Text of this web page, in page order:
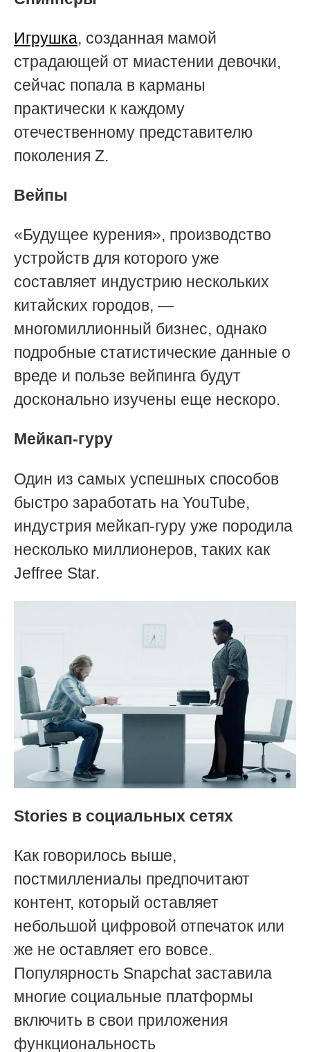
Игрушка, созданная мамой
страдающей от миастении девочки,
сейчас попала в карманы
практически к каждому
отечественному представителю
поколения Z.
Вейпы
«Будущее курения», производство
устройств для которого уже
составляет индустрию нескольких
китайских городов, —
многомиллионный бизнес, однако
подробные статистические данные о
вреде и пользе вейпинга будут
досконально изучены еще нескоро.
Мейкап-гуру
Один из самых успешных способов
быстро заработать на YouTube,
индустрия мейкап-гуру уже породила
несколько миллионеров, таких как
Jeffree Star.
Stories в социальных сетях
Как говорилось выше,
постмиллениалы предпочитают
контент, который оставляет
небольшой цифровой отпечаток или
же не оставляет его вовсе.
Популярность Snapchat заставила
многие социальные платформы
включить в свои приложения
функциональность